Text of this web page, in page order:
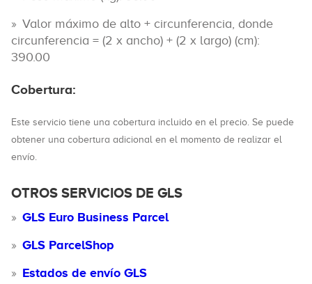
Valor máximo de alto + circunferencia, donde
circunferencia = (2 x ancho) + (2 x largo) (cm):
390.00
Cobertura:
Este servicio tiene una cobertura incluido en el precio. Se puede
obtener una cobertura adicional en el momento de realizar el
envío.
OTROS SERVICIOS DE GLS
GLS Euro Business Parcel
GLS ParcelShop
Estados de envío GLS